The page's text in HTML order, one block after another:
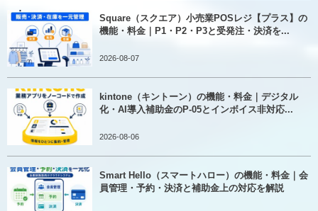
Square（スクエア）小売業POSレジ【プラス】の
機能・料金｜P1・P2・P3と受発注・決済を...
2026-08-07
kintone（キントーン）の機能・料金｜デジタル
化・AI導入補助金のP-05とインボイス非対応...
2026-08-06
Smart Hello（スマートハロー）の機能・料金｜会
員管理・予約・決済と補助金上の対応を解説